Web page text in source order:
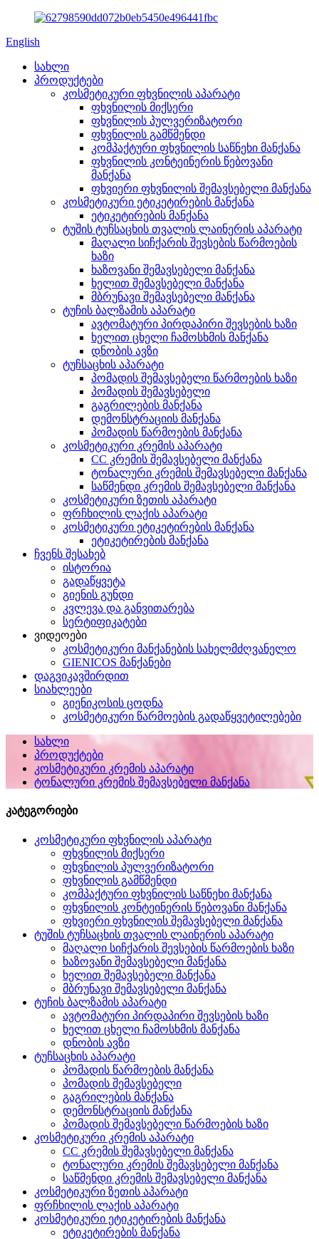
English
სახლი
პროდუქტები
კოსმეტიკური ფხვნილის აპარატი
ფხვნილის მიქსერი
ფხვნილის პულვერიზატორი
ფხვნილის გამწმენდი
კომპაქტური ფხვნილის საწნეხი მანქანა
ფხვნილის კონტეინერის წებოვანი
მანქანა
ფხვიერი ფხვნილის შემავსებელი მანქანა
კოსმეტიკური ეტიკეტირების მანქანა
ეტიკეტირების მანქანა
ტუშის ტუჩსაცხის თვალის ლაინერის აპარატი
მაღალი სიჩქარის შევსების წარმოების
ხაზი
ხაზოვანი შემავსებელი მანქანა
ხელით შემავსებელი მანქანა
მბრუნავი შემავსებელი მანქანა
ტუჩის ბალზამის აპარატი
ავტომატური პირდაპირი შევსების ხაზი
ხელით ცხელი ჩამოსხმის მანქანა
დნობის ავზი
ტუჩსაცხის აპარატი
პომადის შემავსებელი წარმოების ხაზი
პომადის შემავსებელი
გაგრილების მანქანა
დემონსტრაციის მანქანა
პომადის წარმოების მანქანა
კოსმეტიკური კრემის აპარატი
CC კრემის შემავსებელი მანქანა
ტონალური კრემის შემავსებელი მანქანა
საწმენდი კრემის შემავსებელი მანქანა
კოსმეტიკური ზეთის აპარატი
ფრჩხილის ლაქის აპარატი
კოსმეტიკური ეტიკეტირების მანქანა
ეტიკეტირების მანქანა
ჩვენს შესახებ
ისტორია
გადაწყვეტა
გიენის გუნდი
კვლევა და განვითარება
სერტიფიკატები
ვიდეოები
კოსმეტიკური მანქანების სახელმძღვანელო
GIENICOS მანქანები
დაგვიკავშირდით
სიახლეები
გიენიკოსის ცოდნა
კოსმეტიკური წარმოების გადაწყვეტილებები
სახლი
პროდუქტები
კოსმეტიკური კრემის აპარატი
ტონალური კრემის შემავსებელი მანქანა
კატეგორიები
კოსმეტიკური ფხვნილის აპარატი
ფხვნილის მიქსერი
ფხვნილის პულვერიზატორი
ფხვნილის გამწმენდი
კომპაქტური ფხვნილის საწნეხი მანქანა
ფხვნილის კონტეინერის წებოვანი მანქანა
ფხვიერი ფხვნილის შემავსებელი მანქანა
ტუშის ტუჩსაცხის თვალის ლაინერის აპარატი
მაღალი სიჩქარის შევსების წარმოების ხაზი
ხაზოვანი შემავსებელი მანქანა
ხელით შემავსებელი მანქანა
მბრუნავი შემავსებელი მანქანა
ტუჩის ბალზამის აპარატი
ავტომატური პირდაპირი შევსების ხაზი
ხელით ცხელი ჩამოსხმის მანქანა
დნობის ავზი
ტუჩსაცხის აპარატი
პომადის წარმოების მანქანა
პომადის შემავსებელი
გაგრილების მანქანა
დემონსტრაციის მანქანა
პომადის შემავსებელი წარმოების ხაზი
კოსმეტიკური კრემის აპარატი
CC კრემის შემავსებელი მანქანა
ტონალური კრემის შემავსებელი მანქანა
საწმენდი კრემის შემავსებელი მანქანა
კოსმეტიკური ზეთის აპარატი
ფრჩხილის ლაქის აპარატი
კოსმეტიკური ეტიკეტირების მანქანა
ეტიკეტირების მანქანა